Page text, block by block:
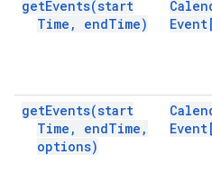
getEvents(start
Time , endTime)
getEvents(start
Time , endTime ,
options)